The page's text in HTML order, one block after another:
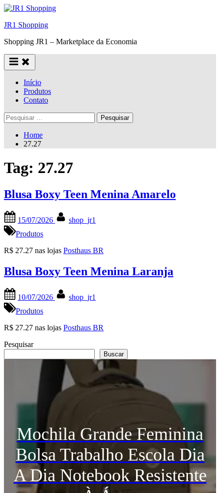
Skip
content
JR1 Shopping
Shopping JR1 – Marketplace da Economia
Início
Produtos
Contato
Pesquisar
por:
Home
27.27
Tag: 27.27
Blusa Boxy Teen Menina Amarelo
on
15/07/2026
shop_jr1
Produtos
R$ 27.27 nas lojas Posthaus BR
Blusa Boxy Teen Menina Laranja
on
10/07/2026
shop_jr1
Produtos
R$ 27.27 nas lojas Posthaus BR
Pesquisar
Buscar
Mochila Grande Feminina
Bolsa Trabalho Escola Dia
A Dia Notebook Resistente